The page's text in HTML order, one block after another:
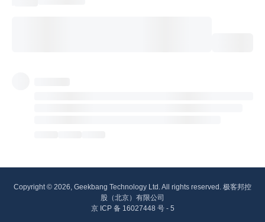
Copyright © 2026, Geekbang Technology Ltd. All rights reserved. 极客邦控
股（北京）有限公司
京 ICP 备 16027448 号 - 5